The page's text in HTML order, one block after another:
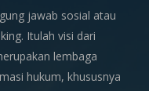
jawab sosial atau
Itulah visi dari
lembaga
hukum, khususnya